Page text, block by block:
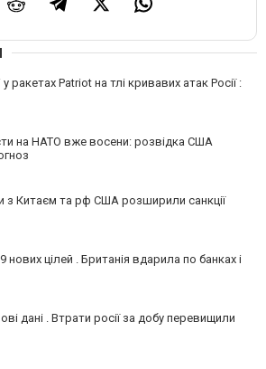
ракетах Patriot на тлі кривавих атак Росії :
на НАТО вже восени: розвідка США
з Китаєм та рф США розширили санкції
нових цілей . Британія вдарила по банках і
дані . Втрати росії за добу перевищили